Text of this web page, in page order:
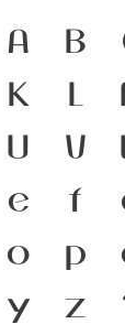
A B
K L
U V
e f
o p
y z
ภาษา
ความ
สะพา
พิมพ์ คื
ภาษา
พัฒนา